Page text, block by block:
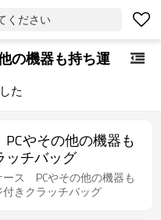
ください
の機器も持ち運
た
やその他の機器も
ッチバッグ
ス PCやその他の機器も
きクラッチバッグ